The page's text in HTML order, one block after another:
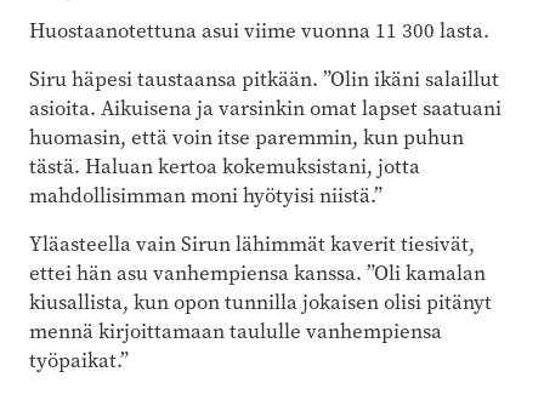
Huostaanotettuna asui viime vuonna 11 300 lasta.
Siru häpesi taustaansa pitkään. ”Olin ikäni salaillut
asioita. Aikuisena ja varsinkin omat lapset saatuani
huomasin, että voin itse paremmin, kun puhun
tästä. Haluan kertoa kokemuksistani, jotta
mahdollisimman moni hyötyisi niistä.”
Yläasteella vain Sirun lähimmät kaverit tiesivät,
ettei hän asu vanhempiensa kanssa. ”Oli kamalan
kiusallista, kun opon tunnilla jokaisen olisi pitänyt
mennä kirjoittamaan taululle vanhempiensa
työpaikat.”